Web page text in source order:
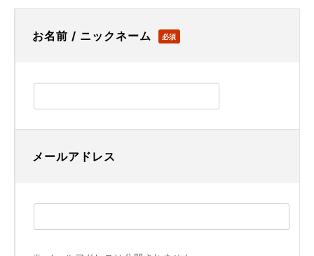
お名前 / ニックネーム 必須
メールアドレス